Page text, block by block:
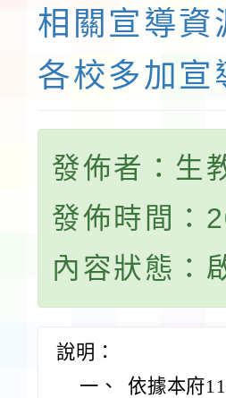
相關宣導
各校多加宣
發佈者：生
發佈時間：
內容狀態：
說明：
一、
依據本府